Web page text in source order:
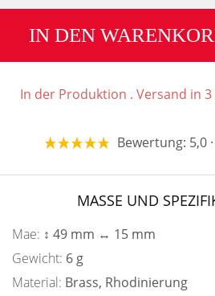
IN DEN
In der Produktion . Versand in 3
Bewertung: 5,0
MASSE UND
Mae: ↕ 49 mm ↔ 15 mm
Gewicht: 6 g
Material: Brass, Rhodinierung